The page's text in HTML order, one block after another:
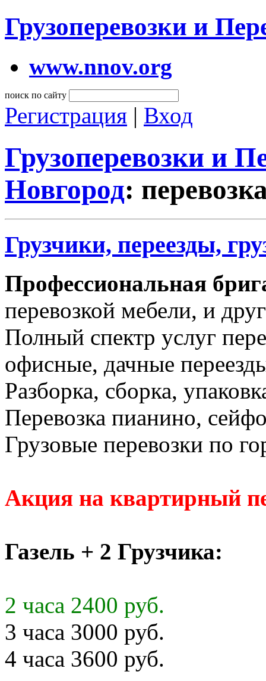
Грузоперевозки и
www.nnov.org
поиск по сайту
Регистрация | Вход
Грузоперевозки и
Новгород:
Грузчики, переезды,
Профессиональная
перевозкой мебели, и
Полный спектр услуг
офисные, дачные
Разборка, сборка,
Перевозка пианино,
Грузовые перевозки по
Акция на квартирный
Газель + 2 Грузчика:
2 часа 2400 руб.
3 часа 3000 руб.
4 часа 3600 руб.